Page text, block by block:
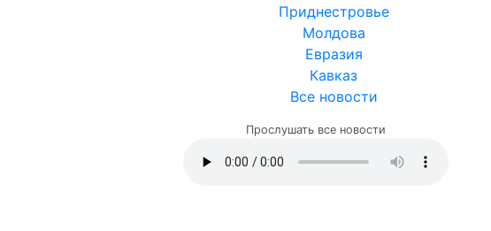
Приднестровье
Молдова
Евразия
Кавказ
Все новости
Прослушать все новости